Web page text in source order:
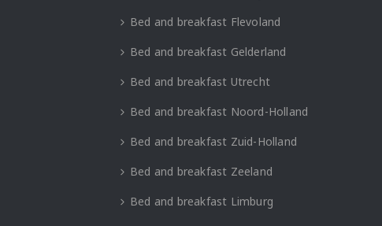
Bed and breakfast Flevoland
Bed and breakfast Gelderland
Bed and breakfast Utrecht
Bed and breakfast Noord-Holland
Bed and breakfast Zuid-Holland
Bed and breakfast Zeeland
Bed and breakfast Limburg